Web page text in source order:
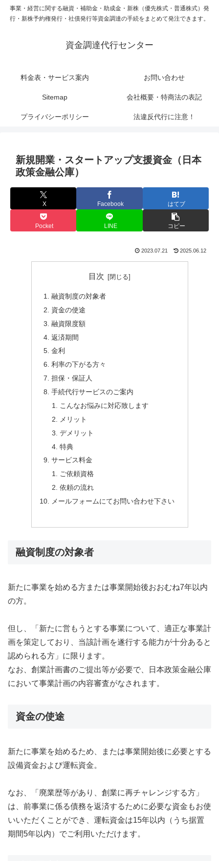
事業・経営に関する融資・補助金・助成金・新株（優先株式・普通株式）発
行・新株予約権発行・社債発行等資金調達の手続をまとめて発注できます。
資金調達代行センター
料金表・サービス案内 お問い合わせ
Sitemap 会社概要・特商法の表記
プライバシーポリシー 法違反代行に注意！
新規開業・スタートアップ支援資金（日本
政策金融公庫）
X Facebook はてブ
Pocket LINE コピー
2023.07.21 2025.06.12
目次
融資制度の対象者
資金の使途
融資限度額
返済期間
金利
利率の下がる方々
担保・保証人
手続代行サービスのご案内
こんなお悩みに対応致します
メリット
デメリット
特典
サービス料金
ご依頼資格
依頼の流れ
メールフォームにてお問い合わせ下さい
融資制度の対象者
新たに事業を始める方または事業開始後おおむね7年以内
の方。
但し、「新たに営もうとする事業について、適正な事業計
画を策定しており、当該計画を遂行する能力が十分あると
認められる方」に限ります。
なお、創業計画書のご提出等が必要で、日本政策金融公庫
において事業計画の内容審査がなされます。
資金の使途
新たに事業を始めるため、または事業開始後に必要とする
設備資金および運転資金。
なお、「廃業歴等があり、創業に再チャレンジする方」
は、前事業に係る債務を返済するために必要な資金もお使
いいただくことができ、運転資金は15年以内（うち据置
期間5年以内）でご利用いただけます。